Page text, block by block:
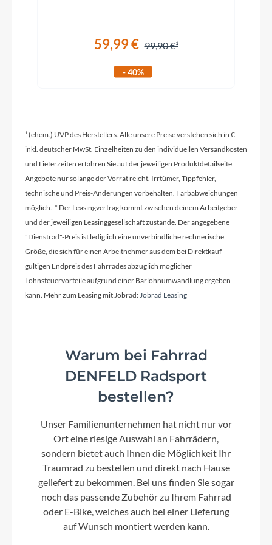
Schaltwerk
Rahmenmaterial
Kurbelgarnitur
Shimano Deore CS-M5100 36/26T
Kassette
Shimano Deore CS-M5100-11 11-42T
Farbe
Kette
Shimano CN-HG601-11
Vorderrad Nabe
Shimano HB-MT400-B
59,99 € 99,90 €
- 40%
¹ (ehem.) UVP des Herstellers. Alle unsere Preise verstehen sich in €
inkl. deutscher MwSt. Einzelheiten zu den individuellen Versandkosten
und Lieferzeiten erfahren Sie auf der jeweiligen Produktdetailseite.
Angebote nur solange der Vorrat reicht. Irrtümer, Tippfehler,
technische und Preis-Änderungen vorbehalten. Farbabweichungen
möglich. * Der Leasingvertrag kommt zwischen deinem Arbeitgeber
und der jeweiligen Leasinggesellschaft zustande. Der angegebene
"Dienstrad"-Preis ist lediglich eine unverbindliche rechnerische
Größe, die sich für einen Arbeitnehmer aus dem bei Direktkauf
gültigen Endpreis des Fahrrades abzüglich möglicher
Lohnsteuervorteile aufgrund einer Barlohnumwandlung ergeben
kann. Mehr zum Leasing mit Jobrad:Jobrad Leasing
Warum bei Fahrrad
DENFELD Radsport
bestellen?
Unser Familienunternehmen hat nicht nur vor
Ort eine riesige Auswahl an Fahrrädern,
sondern bietet auch Ihnen die Möglichkeit Ihr
Traumrad zu bestellen und direkt nach Hause
geliefert zu bekommen. Bei uns finden Sie sogar
noch das passende Zubehör zu Ihrem Fahrrad
oder E-Bike, welches auch bei einer Lieferung
auf Wunsch montiert werden kann.